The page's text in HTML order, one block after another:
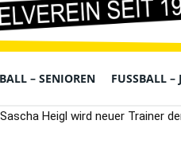
– SENIOREN FUSSBALL –
Sascha Heigl wird neuer Trainer